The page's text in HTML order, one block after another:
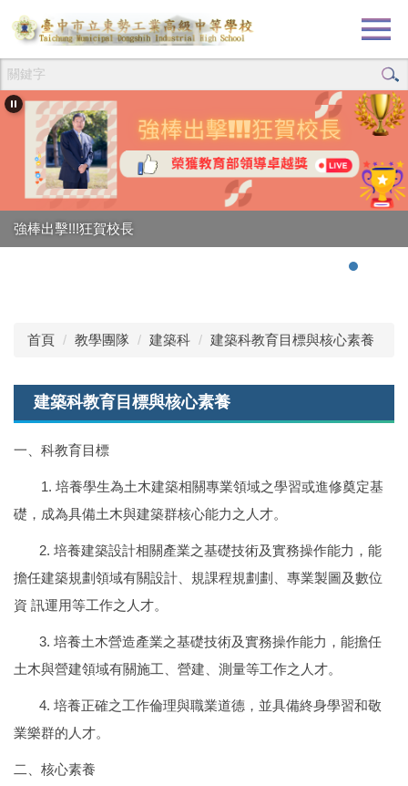
跳
到
要
內
容
強棒出擊!!!狂賀校長
首頁 教學團隊 建築科 建築科教育目標與核心素養
建築科教育目標與核心素養
一、科教育目標
1. 培養學生為土木建築相關專業領域之學習或進修奠定基
礎，成為具備土木與建築群核心能力之人才。
2. 培養建築設計相關產業之基礎技術及實務操作能力，能
擔任建築規劃領域有關設計、規課程規劃劃、專業製圖及數位
資 訊運用等工作之人才。
3. 培養土木營造產業之基礎技術及實務操作能力，能擔任
土木與營建領域有關施工、營建、測量等工作之人才。
4. 培養正確之工作倫理與職業道德，並具備終身學習和敬
業樂群的人才。
二、核心素養